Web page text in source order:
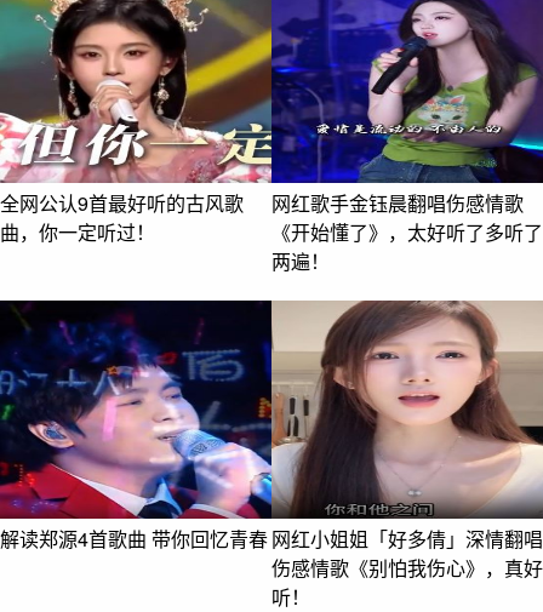
全网公认9首最好听的古风歌
曲，你一定听过！
网红歌手金钰晨翻唱伤感情歌
《开始懂了》，太好听了多听了
两遍！
解读郑源4首歌曲 带你回忆青春网红小姐姐「好多倩」深情翻唱
伤感情歌《别怕我伤心》，真好
听！